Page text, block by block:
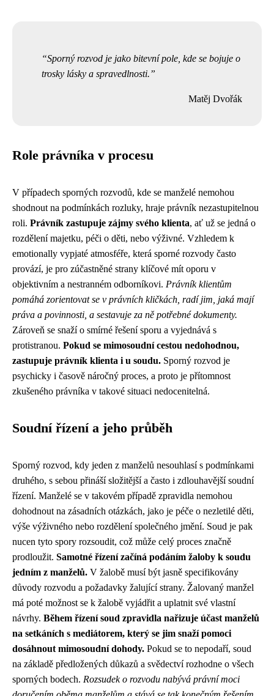
Sporný rozvod je jako bitevní pole, kde se bojuje o
trosky lásky a spravedlnosti.
Matěj Dvořák
Role právníka v procesu
V případech sporných rozvodů, kde se manželé nemohou
shodnout na podmínkách rozluky, hraje právník nezastupitelnou
roli. Právník zastupuje zájmy svého klienta, ať už se jedná o
rozdělení majetku, péči o děti, nebo výživné. Vzhledem k
emotionally vypjaté atmosféře, která sporné rozvody často
provází, je pro zúčastněné strany klíčové mít oporu v
objektivním a nestranném odborníkovi. Právník klientům
pomáhá zorientovat se v právních kličkách, radí jim, jaká mají
práva a povinnosti, a sestavuje za ně potřebné dokumenty.
Zároveň se snaží o smírné řešení sporu a vyjednává s
protistranou. Pokud se mimosoudní cestou nedohodnou,
zastupuje právník klienta i u soudu. Sporný rozvod je
psychicky i časově náročný proces, a proto je přítomnost
zkušeného právníka v takové situaci nedocenitelná.
Soudní řízení a jeho průběh
Sporný rozvod, kdy jeden z manželů nesouhlasí s podmínkami
druhého, s sebou přináší složitější a často i zdlouhavější soudní
řízení. Manželé se v takovém případě zpravidla nemohou
dohodnout na zásadních otázkách, jako je péče o nezletilé děti,
výše výživného nebo rozdělení společného jmění. Soud je pak
nucen tyto spory rozsoudit, což může celý proces značně
prodloužit. Samotné řízení začíná podáním žaloby k soudu
jedním z manželů. V žalobě musí být jasně specifikovány
důvody rozvodu a požadavky žalující strany. Žalovaný manžel
má poté možnost se k žalobě vyjádřit a uplatnit své vlastní
návrhy. Během řízení soud zpravidla nařizuje účast manželů
na setkáních s mediátorem, který se jim snaží pomoci
dosáhnout mimosoudní dohody. Pokud se to nepodaří, soud
na základě předložených důkazů a svědectví rozhodne o všech
sporných bodech. Rozsudek o rozvodu nabývá právní moci